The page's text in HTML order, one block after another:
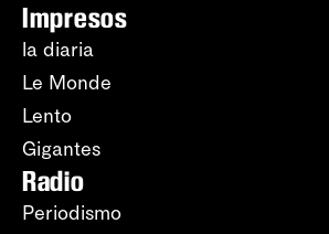
Impresos
la diaria
Le Monde
Lento
Gigantes
Radio
Periodismo